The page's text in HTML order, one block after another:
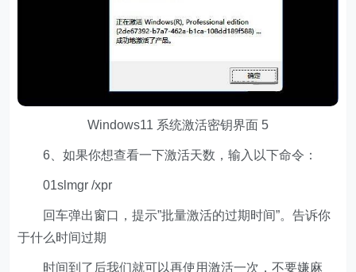
Windows11 系统激活密钥界面 5
6、如果你想查看一下激活天数，输入以下命令：
01slmgr /xpr
回车弹出窗口，提示”批量激活的过期时间”。告诉你
于什么时间过期
时间到了后我们就可以再使用激活一次，不要嫌麻